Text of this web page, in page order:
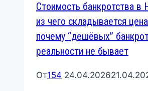
все
долги
и
что
не
Стоимость банкротства в
из чего складывается
почему “дешёвых”
реальности не бывает
От154 24.04.2026